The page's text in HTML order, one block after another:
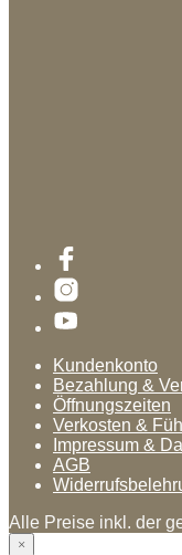
Kundenkonto
Bezahlung &
Öffnungszeiten
Verkosten &
Impressum &
AGB
Alle Preise inkl. der
×